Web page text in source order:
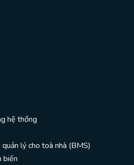
hệ thống
lý cho toà nhà (BMS)
biến